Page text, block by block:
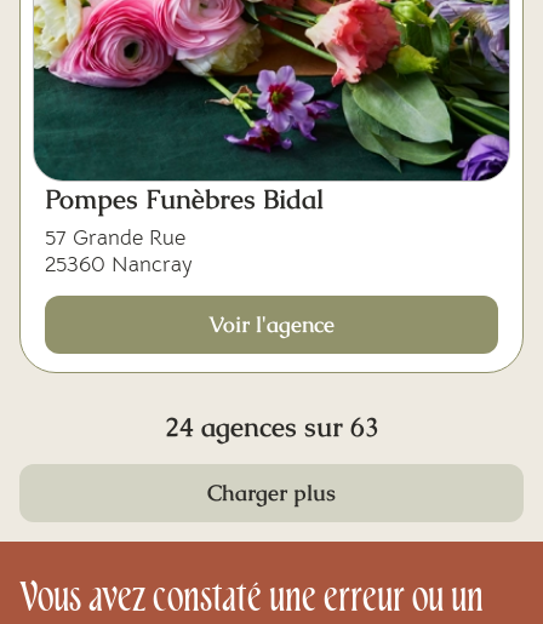
Pompes Funèbres Bidal
57 Grande Rue
25360 Nancray
Voir l'agence
24 agences sur 63
Charger plus
Vous avez constaté une erreur ou un